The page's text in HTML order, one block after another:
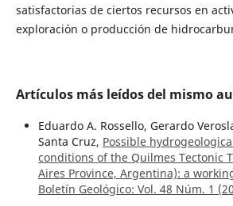
satisfactorias de ciertos recursos en
exploración o producción de
Artículos más leídos del mismo
Eduardo A. Rossello, Gerardo
Santa Cruz, Possible
conditions of the Quilmes Tectonic
Aires Province, Argentina): a
Boletín Geológico: Vol. 48 Núm. 1